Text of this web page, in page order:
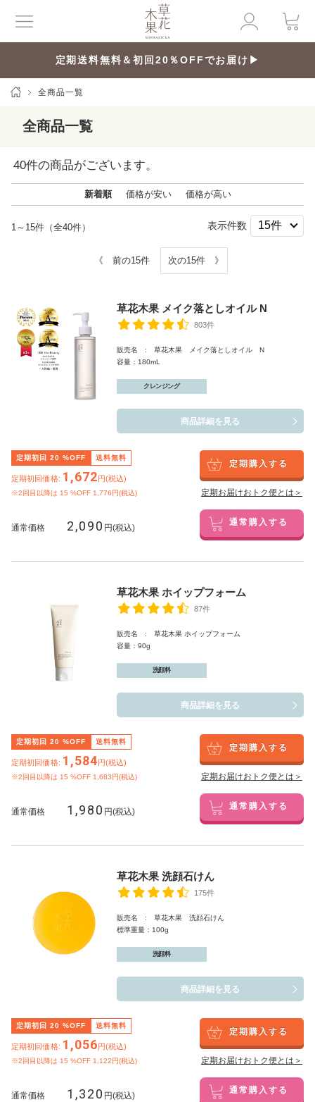
定期送料無料＆初回20％OFFでお届け▶
全商品一覧
全商品一覧
40件の商品がございます。
新着順 価格が安い 価格が高い
1～15件（全40件） 表示件数
《 前の15件 次の15件 》
草花木果 メイク落としオイル N
803件
販売名 : 草花木果 メイク落としオイル N
容量：180mL
クレンジング
商品詳細を見る
定期初回 20 %OFF 送料無料
定期初回価格: 1,672円(税込)
※2回目以降は 15 %OFF 1,776円(税込)
定期購入する
定期お届けおトク便とは＞
通常価格 2,090 円(税込) 通常購入する
草花木果 ホイップフォーム
87件
販売名 : 草花木果 ホイップフォーム
容量：90g
洗顔料
商品詳細を見る
定期初回 20 %OFF 送料無料
定期初回価格: 1,584円(税込)
※2回目以降は 15 %OFF 1,683円(税込)
定期購入する
定期お届けおトク便とは＞
通常価格 1,980 円(税込) 通常購入する
草花木果 洗顔石けん
175件
販売名 : 草花木果 洗顔石けん
標準重量：100g
洗顔料
商品詳細を見る
定期初回 20 %OFF 送料無料
定期初回価格: 1,056円(税込)
※2回目以降は 15 %OFF 1,122円(税込)
定期購入する
定期お届けおトク便とは＞
通常価格 1,320 円(税込) 通常購入する